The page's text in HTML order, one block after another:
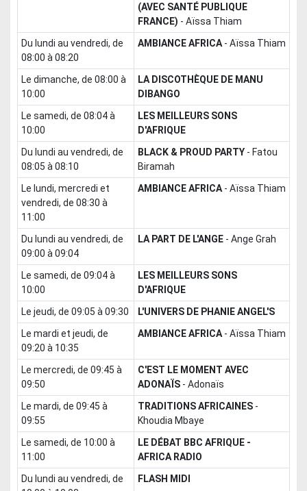
(AVEC SANTÉ PUBLIQUE
FRANCE) - Aïssa Thiam
du lundi au vendredi, de
08:00 à 08:20
AMBIANCE AFRICA - Aïssa Thiam
le dimanche, de 08:00 à
10:00
LA DISCOTHÈQUE DE MANU
DIBANGO
le samedi, de 08:04 à
10:00
LES MEILLEURS SONS
D'AFRIQUE
du lundi au vendredi, de
08:05 à 08:10
BLACK & PROUD PARTY - Fatou
Biramah
le lundi, mercredi et
vendredi, de 08:30 à
11:00
AMBIANCE AFRICA - Aïssa Thiam
du lundi au vendredi, de
09:00 à 09:04
LA PART DE L'ANGE - Ange Grah
le samedi, de 09:04 à
10:00
LES MEILLEURS SONS
D'AFRIQUE
le jeudi, de 09:05 à 09:30
L'UNIVERS DE PHANIE ANGEL'S
le mardi et jeudi, de
09:20 à 10:35
AMBIANCE AFRICA - Aïssa Thiam
le mercredi, de 09:45 à
09:50
C'EST LE MOMENT AVEC
ADONAÏS - Adonaïs
le mardi, de 09:45 à
09:55
TRADITIONS AFRICAINES -
Khoudia Mbaye
le samedi, de 10:00 à
11:00
LE DÉBAT BBC AFRIQUE -
AFRICA RADIO
du lundi au vendredi, de
FLASH MIDI